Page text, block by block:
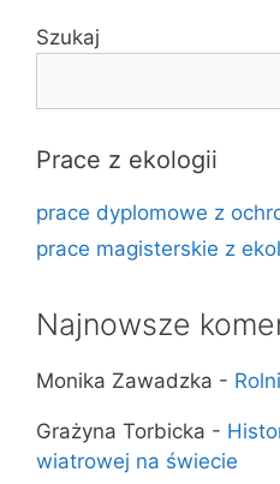
Szukaj
Prace z ekologii
prace dyplomowe z
prace magisterskie z
Najnowsze
Monika Zawadzka -
Grażyna Torbicka -
wiatrowej na świecie